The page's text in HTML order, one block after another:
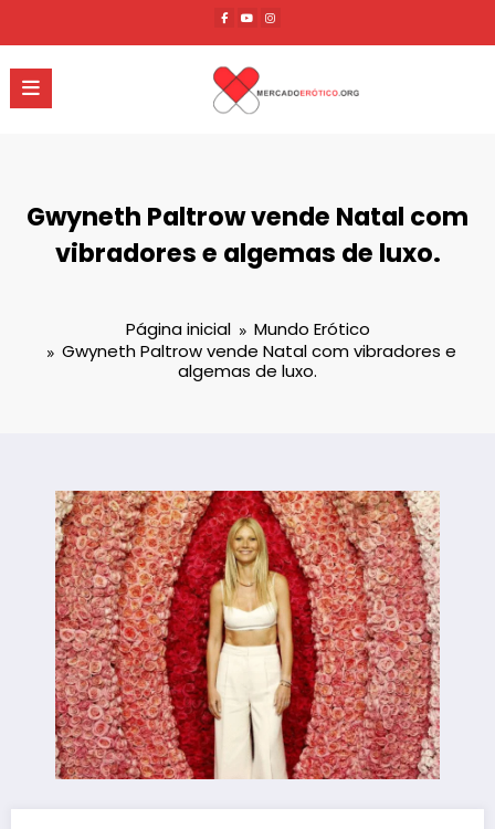
o
conteúdo
Gwyneth Paltrow vende Natal com
vibradores e algemas de luxo.
Página inicial
Mundo Erótico
Gwyneth Paltrow vende Natal com vibradores e
algemas de luxo.